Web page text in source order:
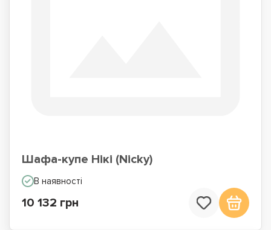
Шафа-купе Нікі (Nicky)
В наявності
10 132 грн